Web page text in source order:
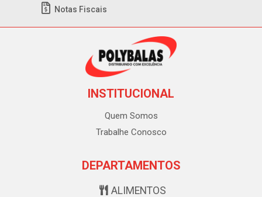
Notas Fiscais
INSTITUCIONAL
Quem Somos
Trabalhe Conosco
DEPARTAMENTOS
ALIMENTOS